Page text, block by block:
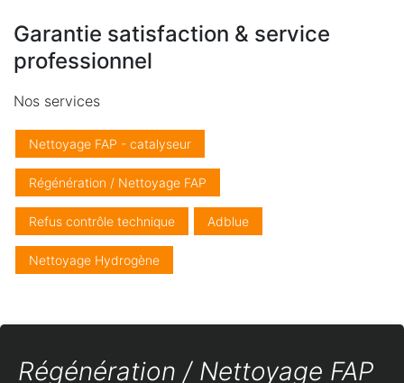
Garantie satisfaction & service
professionnel
Nos services
Nettoyage FAP - catalyseur
Régénération / Nettoyage FAP
Refus contrôle technique Adblue
Nettoyage Hydrogène
Régénération / Nettoyage FAP